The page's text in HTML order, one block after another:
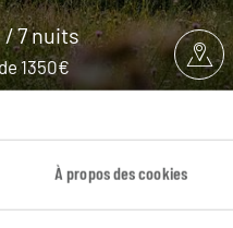
À propos des cookies
7 nuits
1350€